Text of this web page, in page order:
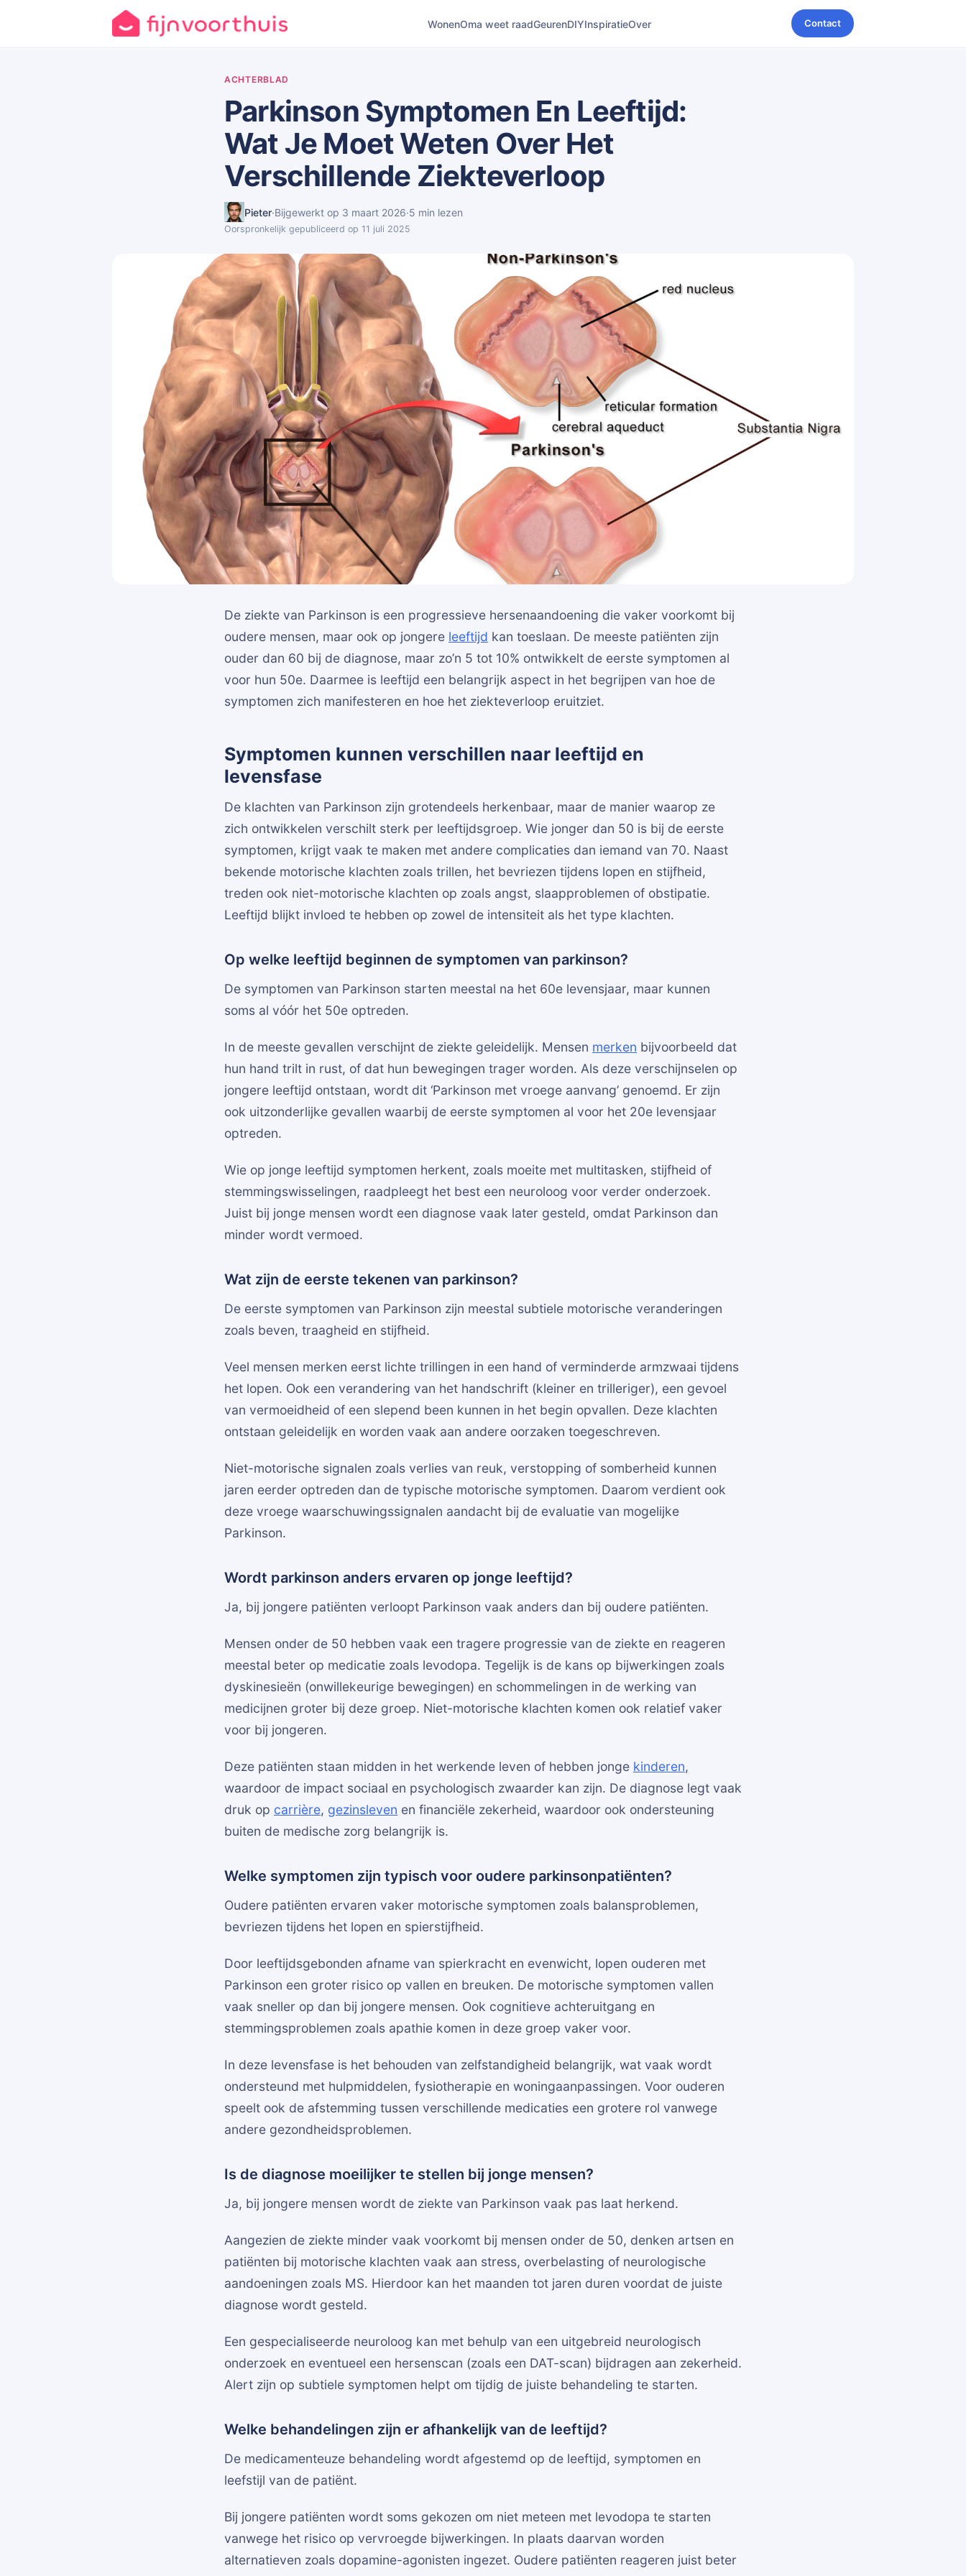
WonenOma weet raadGeurenDIYInspiratieOver Contact
ACHTERBLAD
Parkinson Symptomen En Leeftijd:
Wat Je Moet Weten Over Het
Verschillende Ziekteverloop
Pieter·Bijgewerkt op 3 maart 2026·5 min lezen
Oorspronkelijk gepubliceerd op 11 juli 2025
De ziekte van Parkinson is een progressieve hersenaandoening die vaker voorkomt bij
oudere mensen, maar ook op jongere leeftijd kan toeslaan. De meeste patiënten zijn
ouder dan 60 bij de diagnose, maar zo’n 5 tot 10% ontwikkelt de eerste symptomen al
voor hun 50e. Daarmee is leeftijd een belangrijk aspect in het begrijpen van hoe de
symptomen zich manifesteren en hoe het ziekteverloop eruitziet.
Symptomen kunnen verschillen naar leeftijd en
levensfase
De klachten van Parkinson zijn grotendeels herkenbaar, maar de manier waarop ze
zich ontwikkelen verschilt sterk per leeftijdsgroep. Wie jonger dan 50 is bij de eerste
symptomen, krijgt vaak te maken met andere complicaties dan iemand van 70. Naast
bekende motorische klachten zoals trillen, het bevriezen tijdens lopen en stijfheid,
treden ook niet-motorische klachten op zoals angst, slaapproblemen of obstipatie.
Leeftijd blijkt invloed te hebben op zowel de intensiteit als het type klachten.
Op welke leeftijd beginnen de symptomen van parkinson?
De symptomen van Parkinson starten meestal na het 60e levensjaar, maar kunnen
soms al vóór het 50e optreden.
In de meeste gevallen verschijnt de ziekte geleidelijk. Mensen merken bijvoorbeeld dat
hun hand trilt in rust, of dat hun bewegingen trager worden. Als deze verschijnselen op
jongere leeftijd ontstaan, wordt dit ‘Parkinson met vroege aanvang’ genoemd. Er zijn
ook uitzonderlijke gevallen waarbij de eerste symptomen al voor het 20e levensjaar
optreden.
Wie op jonge leeftijd symptomen herkent, zoals moeite met multitasken, stijfheid of
stemmingswisselingen, raadpleegt het best een neuroloog voor verder onderzoek.
Juist bij jonge mensen wordt een diagnose vaak later gesteld, omdat Parkinson dan
minder wordt vermoed.
Wat zijn de eerste tekenen van parkinson?
De eerste symptomen van Parkinson zijn meestal subtiele motorische veranderingen
zoals beven, traagheid en stijfheid.
Veel mensen merken eerst lichte trillingen in een hand of verminderde armzwaai tijdens
het lopen. Ook een verandering van het handschrift (kleiner en trilleriger), een gevoel
van vermoeidheid of een slepend been kunnen in het begin opvallen. Deze klachten
ontstaan geleidelijk en worden vaak aan andere oorzaken toegeschreven.
Niet-motorische signalen zoals verlies van reuk, verstopping of somberheid kunnen
jaren eerder optreden dan de typische motorische symptomen. Daarom verdient ook
deze vroege waarschuwingssignalen aandacht bij de evaluatie van mogelijke
Parkinson.
Wordt parkinson anders ervaren op jonge leeftijd?
Ja, bij jongere patiënten verloopt Parkinson vaak anders dan bij oudere patiënten.
Mensen onder de 50 hebben vaak een tragere progressie van de ziekte en reageren
meestal beter op medicatie zoals levodopa. Tegelijk is de kans op bijwerkingen zoals
dyskinesieën (onwillekeurige bewegingen) en schommelingen in de werking van
medicijnen groter bij deze groep. Niet-motorische klachten komen ook relatief vaker
voor bij jongeren.
Deze patiënten staan midden in het werkende leven of hebben jonge kinderen,
waardoor de impact sociaal en psychologisch zwaarder kan zijn. De diagnose legt vaak
druk op carrière, gezinsleven en financiële zekerheid, waardoor ook ondersteuning
buiten de medische zorg belangrijk is.
Welke symptomen zijn typisch voor oudere parkinsonpatiënten?
Oudere patiënten ervaren vaker motorische symptomen zoals balansproblemen,
bevriezen tijdens het lopen en spierstijfheid.
Door leeftijdsgebonden afname van spierkracht en evenwicht, lopen ouderen met
Parkinson een groter risico op vallen en breuken. De motorische symptomen vallen
vaak sneller op dan bij jongere mensen. Ook cognitieve achteruitgang en
stemmingsproblemen zoals apathie komen in deze groep vaker voor.
In deze levensfase is het behouden van zelfstandigheid belangrijk, wat vaak wordt
ondersteund met hulpmiddelen, fysiotherapie en woningaanpassingen. Voor ouderen
speelt ook de afstemming tussen verschillende medicaties een grotere rol vanwege
andere gezondheidsproblemen.
Is de diagnose moeilijker te stellen bij jonge mensen?
Ja, bij jongere mensen wordt de ziekte van Parkinson vaak pas laat herkend.
Aangezien de ziekte minder vaak voorkomt bij mensen onder de 50, denken artsen en
patiënten bij motorische klachten vaak aan stress, overbelasting of neurologische
aandoeningen zoals MS. Hierdoor kan het maanden tot jaren duren voordat de juiste
diagnose wordt gesteld.
Een gespecialiseerde neuroloog kan met behulp van een uitgebreid neurologisch
onderzoek en eventueel een hersenscan (zoals een DAT-scan) bijdragen aan zekerheid.
Alert zijn op subtiele symptomen helpt om tijdig de juiste behandeling te starten.
Welke behandelingen zijn er afhankelijk van de leeftijd?
De medicamenteuze behandeling wordt afgestemd op de leeftijd, symptomen en
leefstijl van de patiënt.
Bij jongere patiënten wordt soms gekozen om niet meteen met levodopa te starten
vanwege het risico op vervroegde bijwerkingen. In plaats daarvan worden
alternatieven zoals dopamine-agonisten ingezet. Oudere patiënten reageren juist beter